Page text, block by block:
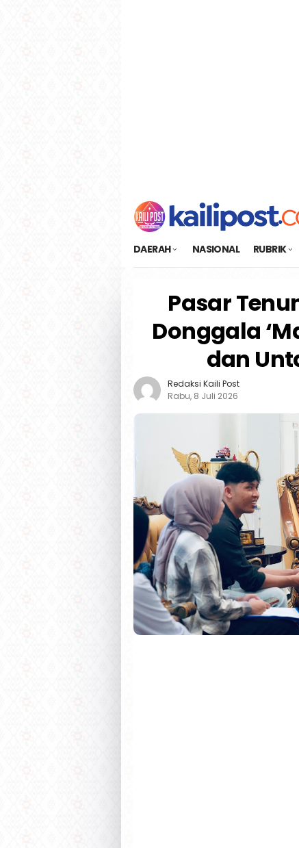
DAERAH NASIONAL RUBRIK
Pasar
Donggala
dan
Redaksi Kaili Post
Rabu, 8 Juli 2026